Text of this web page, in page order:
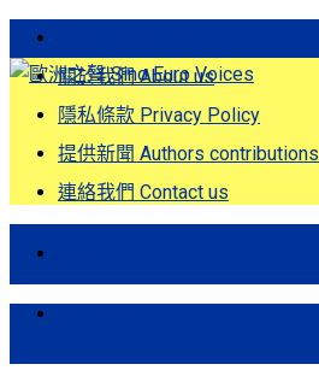
關於我們 About us
隱私條款 Privacy Policy
提供新聞 Authors contributions
連絡我們 Contact us